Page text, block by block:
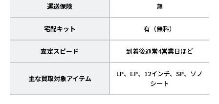
運送保険 無
宅配キット 有（無料）
査定スピード 到着後通常4営業日ほど
主な買取対象アイテム
LP、EP、12インチ、SP、ソノ
シート